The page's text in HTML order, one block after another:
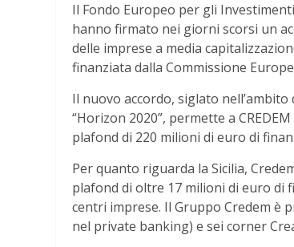
Il Fondo Europeo per gli Investimenti
hanno firmato nei giorni scorsi un
delle imprese a media
finanziata dalla Commissione
Il nuovo accordo, siglato
“Horizon 2020”, permette a
plafond di 220 milioni di euro di
Per quanto riguarda la Sicilia,
plafond di oltre 17 milioni di euro di
centri imprese. Il Gruppo Credem è
nel private banking) e sei corner